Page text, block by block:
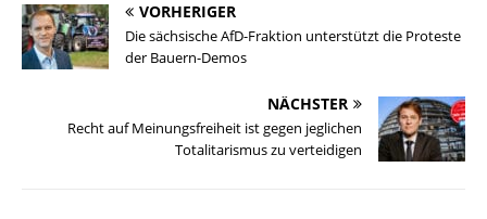
VORHERIGER
Die sächsische AfD-Fraktion unterstützt die Proteste
der Bauern-Demos
NÄCHSTER
Recht auf Meinungsfreiheit ist gegen jeglichen
Totalitarismus zu verteidigen